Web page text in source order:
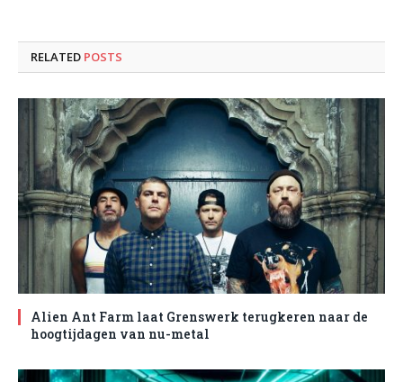
RELATED POSTS
Alien Ant Farm laat Grenswerk terugkeren naar de
hoogtijdagen van nu-metal